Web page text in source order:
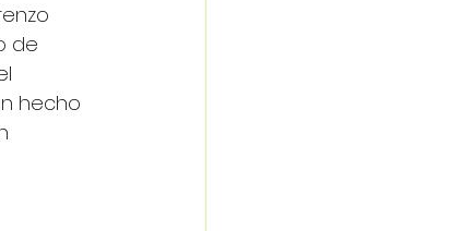
de
hecho